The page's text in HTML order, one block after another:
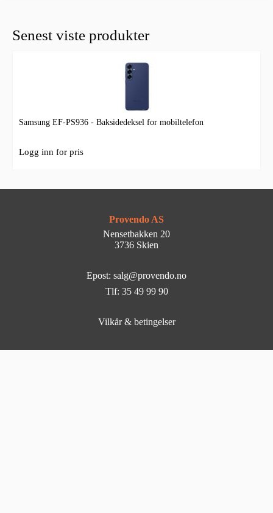
Senest viste produkter
Samsung EF-PS936 - Baksidedeksel for mobiltelefon
Logg inn for pris
Provendo AS
Nensetbakken 20
3736 Skien
Epost: salg@provendo.no
Tlf: 35 49 99 90
Vilkår & betingelser